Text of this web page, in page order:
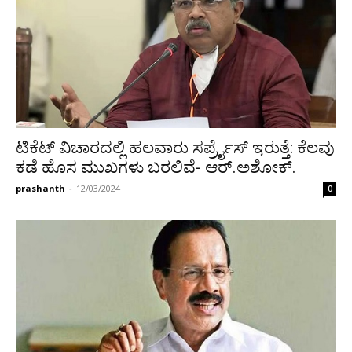
ಟಿಕೆಟ್ ವಿಚಾರದಲ್ಲಿ ಹಲವಾರು ಸರ್ಪ್ರೈಸ್ ಇರುತ್ತೆ: ಕೆಲವು
ಕಡೆ ಹೊಸ ಮುಖಗಳು ಬರಲಿವೆ- ಆರ್.ಅಶೋಕ್.
prashanth - 12/03/2024 0